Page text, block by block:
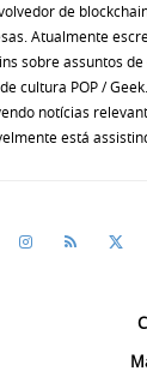
de
Atualmente
sobre assuntos
cultura POP /
notícias
está